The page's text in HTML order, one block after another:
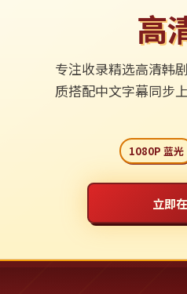
高
专注收录精选高清韩
质搭配中文字幕同步
1080P 蓝光
立即